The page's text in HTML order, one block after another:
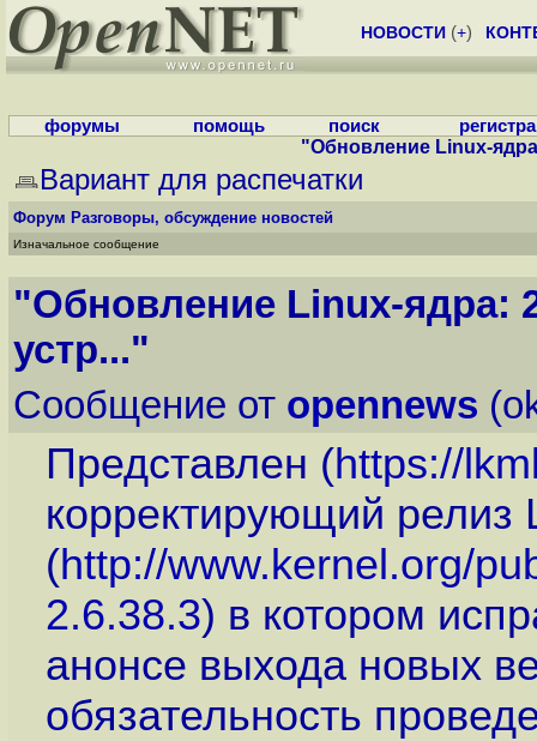
НОВОСТИ (+)
форумы помощь поиск
"Обновление Linux-ядра:
Вариант для распечатки
Форум Разговоры, обсуждение новостей
Изначальное сообщение
"Обновление Linux-ядра:
устр..."
Сообщение от opennews
Представлен (https://
корректирующий релиз
(http://www.kernel.org/
2.6.38.3) в котором
анонсе выхода новых
обязательность